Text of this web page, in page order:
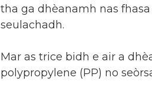
tha ga dhèanamh nas
seulachadh.
Mar as trice bidh e air a
polypropylene (PP) no